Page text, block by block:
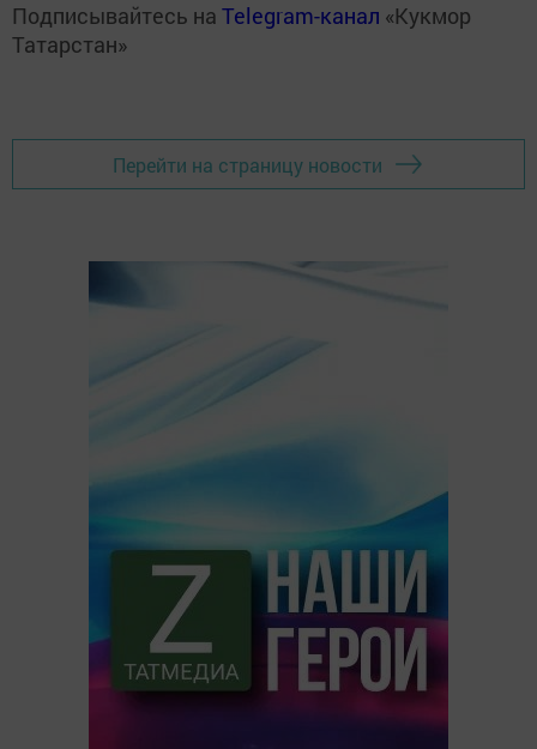
Подписывайтесь на Telegram-канал «Кукмор
Татарстан»
Перейти на страницу новости